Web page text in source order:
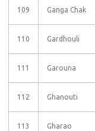
109 Ganga Chak
110 Gardhouli
111 Garouna
112 Ghanouti
113 Gharao